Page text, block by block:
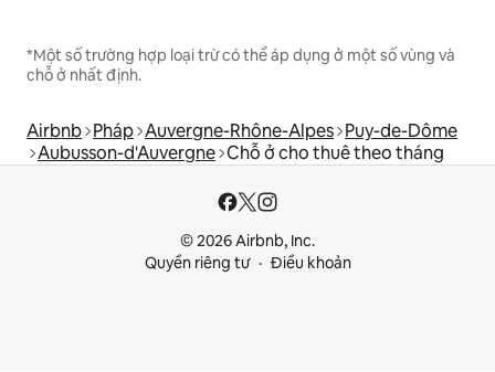
*Một số trường hợp loại trừ có thể áp dụng ở một số vùng và
chỗ ở nhất định.
Airbnb Pháp Auvergne-Rhône-Alpes Puy-de-Dôme
Aubusson-d'Auvergne Chỗ ở cho thuê theo tháng
© 2026 Airbnb, Inc.
Quyền riêng tư
Điều khoản